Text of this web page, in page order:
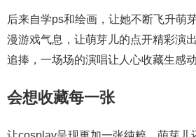
后来自学ps和绘画，让她不断飞升萌
漫游戏气息，让萌芽儿的点开精彩演
追捧，一场场的演唱让人心收藏生感动
会想收藏每一张